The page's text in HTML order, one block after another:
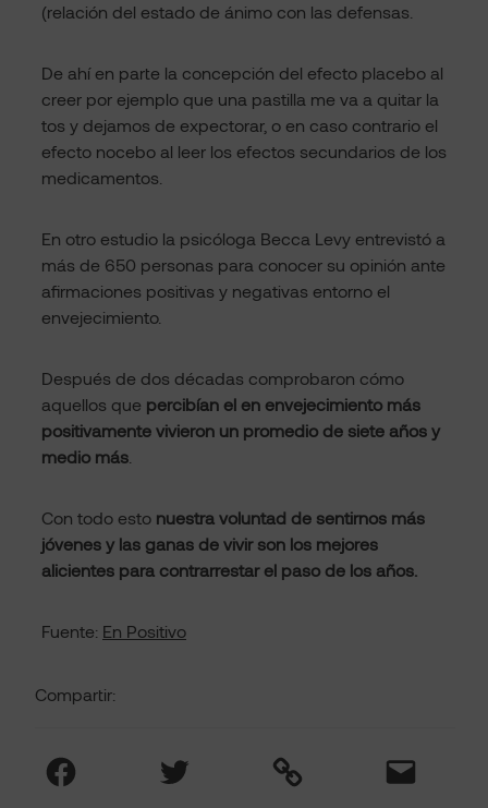
Compartir:
Facebook Twitter Link Mail
(relación del estado de ánimo con las defensas.
De ahí en parte la concepción del efecto placebo al
creer por ejemplo que una pastilla me va a quitar la
tos y dejamos de expectorar, o en caso contrario el
efecto nocebo al leer los efectos secundarios de los
medicamentos.
En otro estudio la psicóloga Becca Levy entrevistó a
más de 650 personas para conocer su opinión ante
afirmaciones positivas y negativas entorno el
envejecimiento.
Después de dos décadas comprobaron cómo
aquellos que percibían el en envejecimiento más
positivamente vivieron un promedio de siete años y
medio más
Con todo esto nuestra voluntad de sentirnos más
jóvenes y las ganas de vivir son los mejores
alicientes para contrarrestar el paso de los años.
Fuente: En Positivo